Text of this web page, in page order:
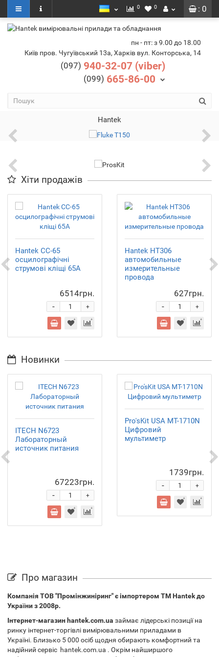
: 0
0 0
пн - пт: з 9.00 до 18.00
Київ пров. Чугуївський 13а, Харків вул. Конторська, 14
(097) 940-32-07 (viber)
(099) 665-86-00
Hantek
Хіти продажів
Hantek CC-65
осцилографічні
струмові кліщі 65А
6514грн.
+
-
Hantek HT306
автомобильные
измерительные
провода
627грн.
+
-
Новинки
ITECH N6723
Лабораторный
источник питания
67223грн.
+
-
Pro'sKit USA MT-1710N
Цифровий
мультиметр
1739грн.
+
-
Про магазин
Компанія ТОВ "Промінжиніринг" є імпортером ТМ Hantek до
України з 2008р.
Інтернет-магазин hantek.com.ua займає лідерські позиції на
ринку інтернет-торгівлі вимірювальними приладами в
Україні. Близько 5 000 осіб щодня обирають комфортний та
надійний сервіс hantek.com.ua . Окрім найширшого